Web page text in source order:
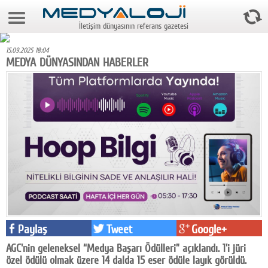
9 Ağustos 2026 0:00:31
Foto Galeri
Video Galeri
Gazeteler
Reyting-tiraj
Teknoloji
Dünya
Pr
İletişim dünyasının referans gazetesi
15.09.2025 18:04
MEDYA DÜNYASINDAN HABERLER
Paylaş Tweet Google+
AGC'nin geleneksel “Medya Başarı Ödülleri” açıklandı. 1'i jüri
özel ödülü olmak üzere 14 dalda 15 eser ödüle layık görüldü.